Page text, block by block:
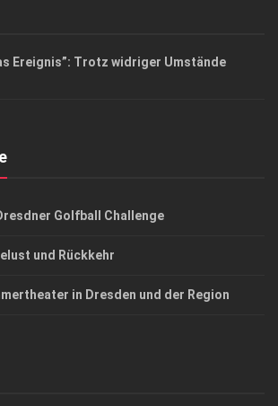
Ereignis”: Trotz widriger Umstände
Golfball Challenge
und Rückkehr
in Dresden und der Region